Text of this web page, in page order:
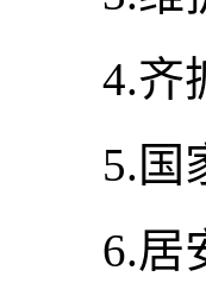
4.齐抓
5.国家
6.居安